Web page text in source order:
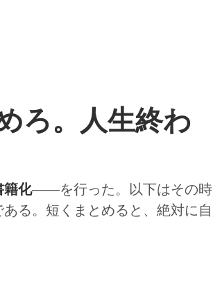
ろ。人生終わ
籍化――を行った。以下はその時
る。短くまとめると、絶対に自